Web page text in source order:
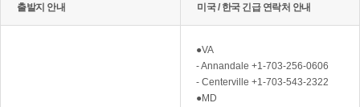
출발지 안내 미국 / 한국 긴급 연락처 안내
●VA
- Annandale +1-703-256-0606
- Centerville +1-703-543-2322
●MD